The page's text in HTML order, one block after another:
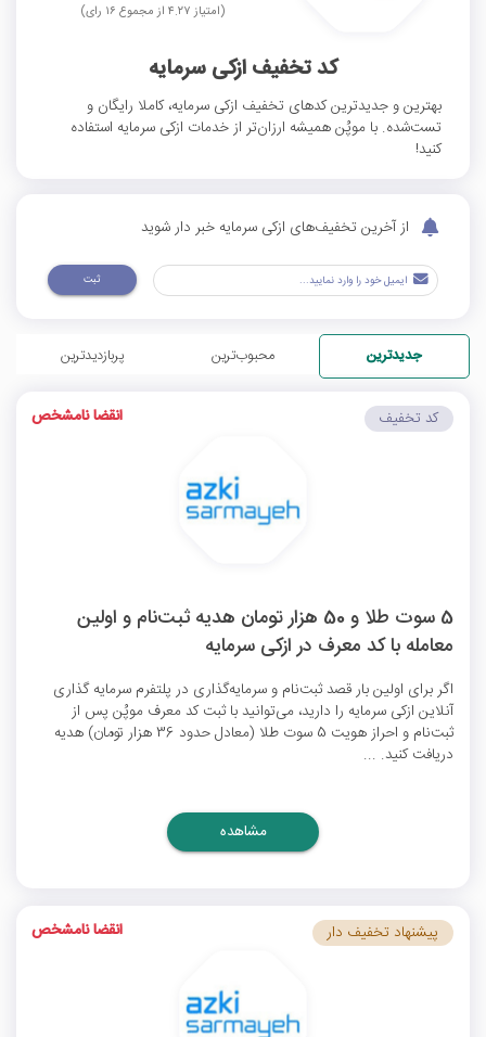
(امتیاز ۴.۲۷ از مجموع ۱۶ رای)
کد تخفیف ازکی سرمایه
بهترین و جدیدترین کدهای تخفیف ازکی سرمایه، کاملا رایگان و
تست‌شده. با موپُن همیشه ارزان‌تر از خدمات ازکی سرمایه استفاده
کنید!
از آخرین تخفیف‌های ازکی سرمایه خبر دار شوید
ثبت
جدیدترین محبوب‌ترین پربازدیدترین
5 سوت طلا و 50 هزار تومان هدیه ثبت‌نام و اولین
معامله با کد معرف در ازکی سرمایه
اگر برای اولین بار قصد ثبت‌نام و سرمایه‌گذاری در پلتفرم سرمایه گذاری
آنلاین ازکی سرمایه را دارید، می‌توانید با ثبت کد معرف موپُن پس از
ثبت‌نام و احراز هویت 5 سوت طلا (معادل حدود 36 هزار تومان) هدیه
دریافت کنید. ...
کد تخفیف انقضا نامشخص
مشاهده
پیشنهاد تخفیف دار انقضا نامشخص